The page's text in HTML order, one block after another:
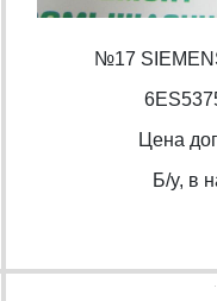
№17
Цена
Б/y, в